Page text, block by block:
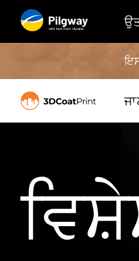
with love from Ukraine